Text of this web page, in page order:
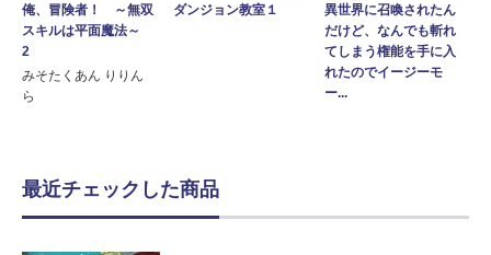
俺、冒険者！ ～無双
スキルは平面魔法～
2
みそたくあん りりん
ら
ダンジョン教室１
異世界に召喚されたん
だけど、なんでも斬れ
てしまう権能を手に入
れたのでイージーモ
ー...
最近チェックした商品